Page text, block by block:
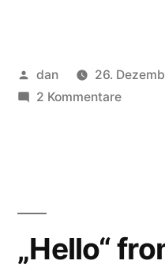
Veröffentlicht
von
dan 26.
2 Kommentarezu
„Hello“